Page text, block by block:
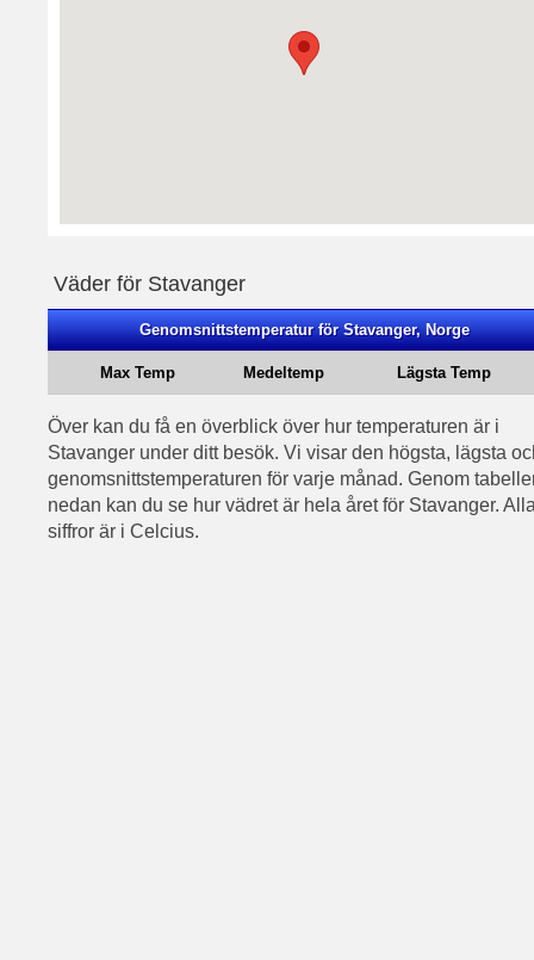
Väder för Stavanger
Genomsnittstemperatur för Stavanger, Norge
Max Temp Medeltemp Lägsta Temp
Över kan du få en överblick över hur temperaturen är i
Stavanger under ditt besök. Vi visar den högsta, lägsta
genomsnittstemperaturen för varje månad. Genom
nedan kan du se hur vädret är hela året för Stavanger.
siffror är i Celcius.